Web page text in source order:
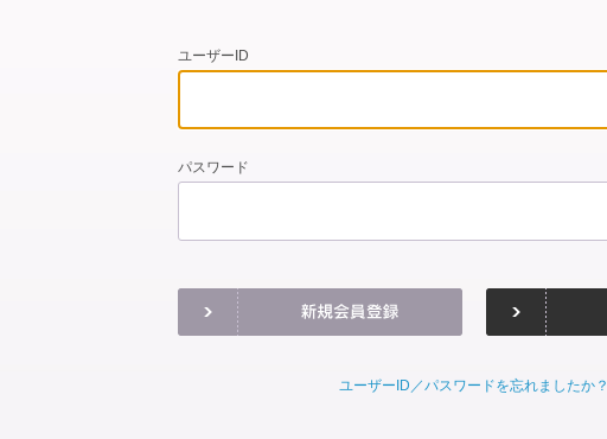
ユーザーID
パスワード
ユーザーID／パスワードを忘れましたか？